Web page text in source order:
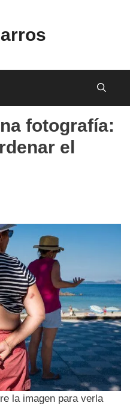
fotografía:
el
la imagen para verla